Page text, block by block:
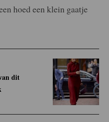
hoed een klein gaatje
dit